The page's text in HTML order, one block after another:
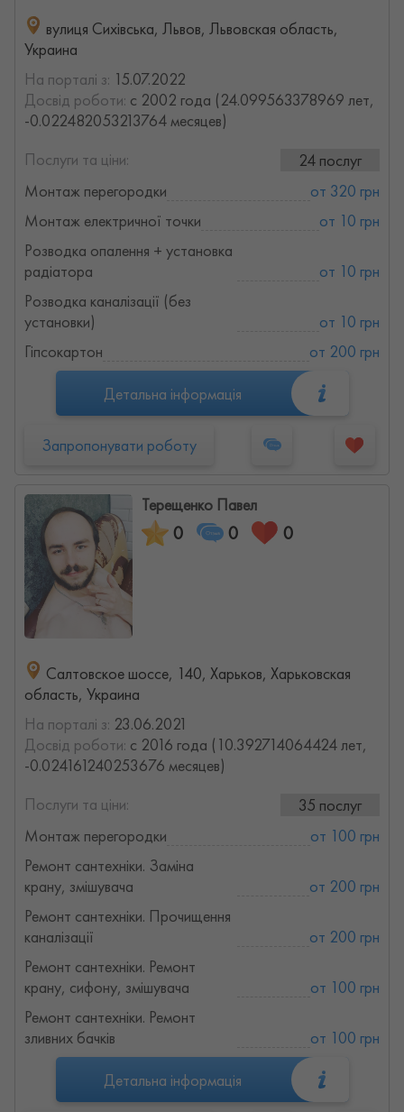
вулиця Сихівська, Львов, Львовская область,
Украина
На порталі з: 15.07.2022
Досвід роботи: с 2002 года (24.099563378969 лет,
-0.022482053213764 месяцев)
Послуги та ціни:
24 послуг
Монтаж перегородки
от 320 грн
Монтаж електричної точки
от 10 грн
Розводка опалення + установка
радіатора
от 10 грн
Розводка каналізації (без
установки)
от 10 грн
Гіпсокартон
от 200 грн
Детальна інформація
Запропонувати роботу
Терещенко Павел
0 0 0
Салтовское шоссе, 140, Харьков, Харьковская
область, Украина
На порталі з: 23.06.2021
Досвід роботи: с 2016 года (10.392714064424 лет,
-0.024161240253676 месяцев)
Послуги та ціни:
35 послуг
Монтаж перегородки
от 100 грн
Ремонт сантехніки. Заміна
крану, змішувача
от 200 грн
Ремонт сантехніки. Прочищення
каналізації
от 200 грн
Ремонт сантехніки. Ремонт
крану, сифону, змішувача
от 100 грн
Ремонт сантехніки. Ремонт
зливних бачків
от 100 грн
Детальна інформація